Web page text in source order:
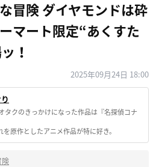
冒険 ダイヤモンドは砕
マート限定“あくすた
！
2025年09月24日 18:00
タクのきっかけになった作品は『名探偵コナ
原作としたアニメ作品が特に好き。
険